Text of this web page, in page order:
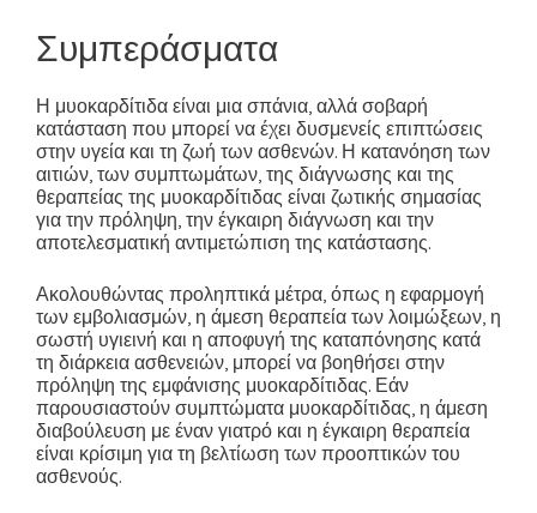
Συμπεράσματα
Η μυοκαρδίτιδα είναι μια σπάνια, αλλά σοβαρή
κατάσταση που μπορεί να έχει δυσμενείς επιπτώσεις
στην υγεία και τη ζωή των ασθενών. Η κατανόηση των
αιτιών, των συμπτωμάτων, της διάγνωσης και της
θεραπείας της μυοκαρδίτιδας είναι ζωτικής σημασίας
για την πρόληψη, την έγκαιρη διάγνωση και την
αποτελεσματική αντιμετώπιση της κατάστασης.
Ακολουθώντας προληπτικά μέτρα, όπως η εφαρμογή
των εμβολιασμών, η άμεση θεραπεία των λοιμώξεων, η
σωστή υγιεινή και η αποφυγή της καταπόνησης κατά
τη διάρκεια ασθενειών, μπορεί να βοηθήσει στην
πρόληψη της εμφάνισης μυοκαρδίτιδας. Εάν
παρουσιαστούν συμπτώματα μυοκαρδίτιδας, η άμεση
διαβούλευση με έναν γιατρό και η έγκαιρη θεραπεία
είναι κρίσιμη για τη βελτίωση των προοπτικών του
ασθενούς.